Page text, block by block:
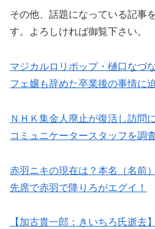
その他、話題になっている記事
す。よろしければ御覧下さい。
マジカルロリポップ・樋口なづ
フェ嬢も辞めた卒業後の事情に
ＮＨＫ集金人廃止が復活し訪問
コミュニケータースタッフを調査
赤羽ニキの現在は？本名（名前
先席で赤羽で降りろがエグイ！
【加古貴一郎：きいちろ氏逝去